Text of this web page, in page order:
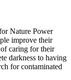
Nature Power
improve their
caring for their
darkness to having
for contaminated